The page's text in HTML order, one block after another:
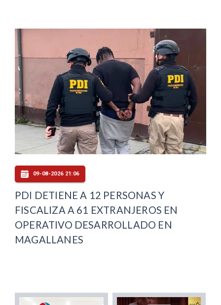
09-08-2026 21:06
PDI DETIENE A 12 PERSONAS Y
FISCALIZA A 61 EXTRANJEROS EN
OPERATIVO DESARROLLADO EN
MAGALLANES